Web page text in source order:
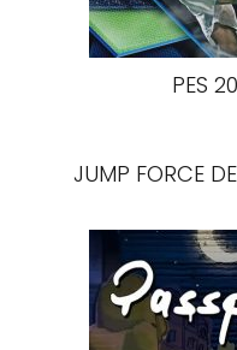
PES
JUMP FORCE